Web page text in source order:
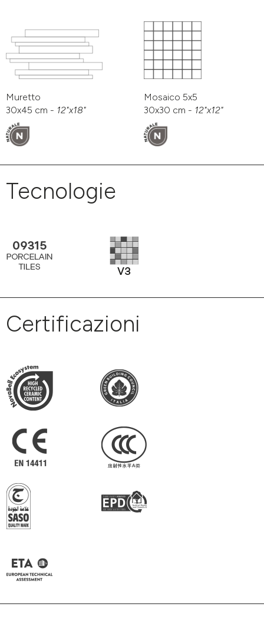
Muretto
30x45 cm - 12"x18"
Mosaico 5x5
30x30 cm - 12"x12"
Tecnologie
Certificazioni